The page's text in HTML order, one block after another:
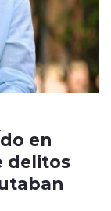
en
delitos